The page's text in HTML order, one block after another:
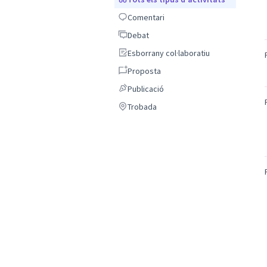
Comentari
Comentari
DebatDebat
Esborrany col·laboratiu
Esborrany col·laboratiu
Proposta
Proposta
Publicació
Publicació
Trobada
Trobada